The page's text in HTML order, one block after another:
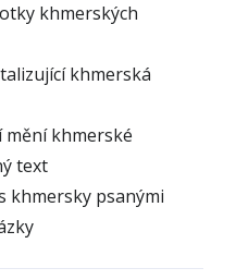
khmerských
khmerská
khmerské
text
khmersky psanými